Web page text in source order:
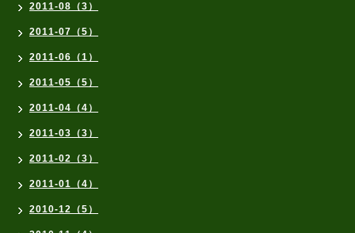
2011-08（3）
2011-07（5）
2011-06（1）
2011-05（5）
2011-04（4）
2011-03（3）
2011-02（3）
2011-01（4）
2010-12（5）